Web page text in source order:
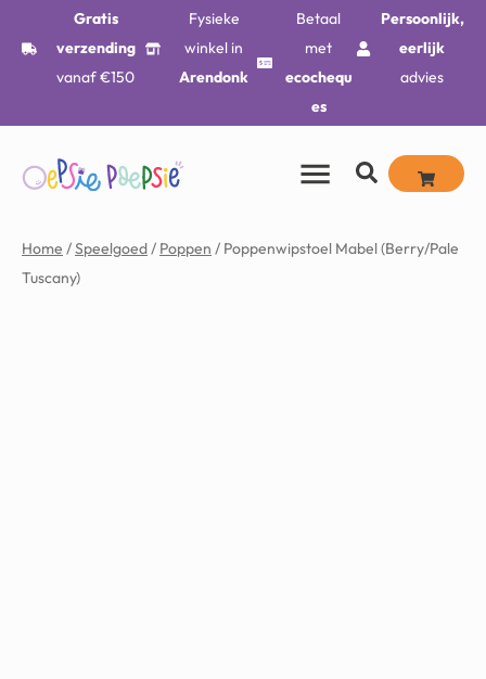
Gratis
verzending
vanaf €150
Fysieke
winkel in
Arendonk
Betaal
met
ecochequ
es
Persoonlijk,
eerlijk
advies
Home /Speelgoed/ Poppen / Poppenwipstoel Mabel (Berry/Pale
Tuscany)